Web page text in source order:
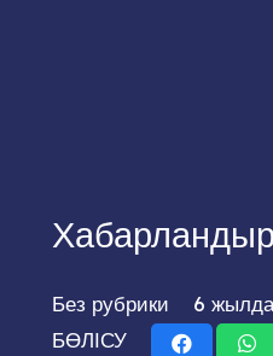
Без рубрики
6
БӨЛІСУ